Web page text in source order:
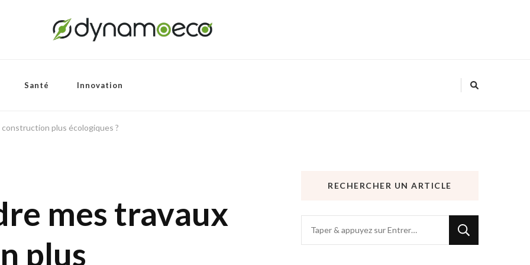
Santé Innovation
plus écologiques ?
mes travaux
plus
RECHERCHER UN ARTICLE
recherchiez